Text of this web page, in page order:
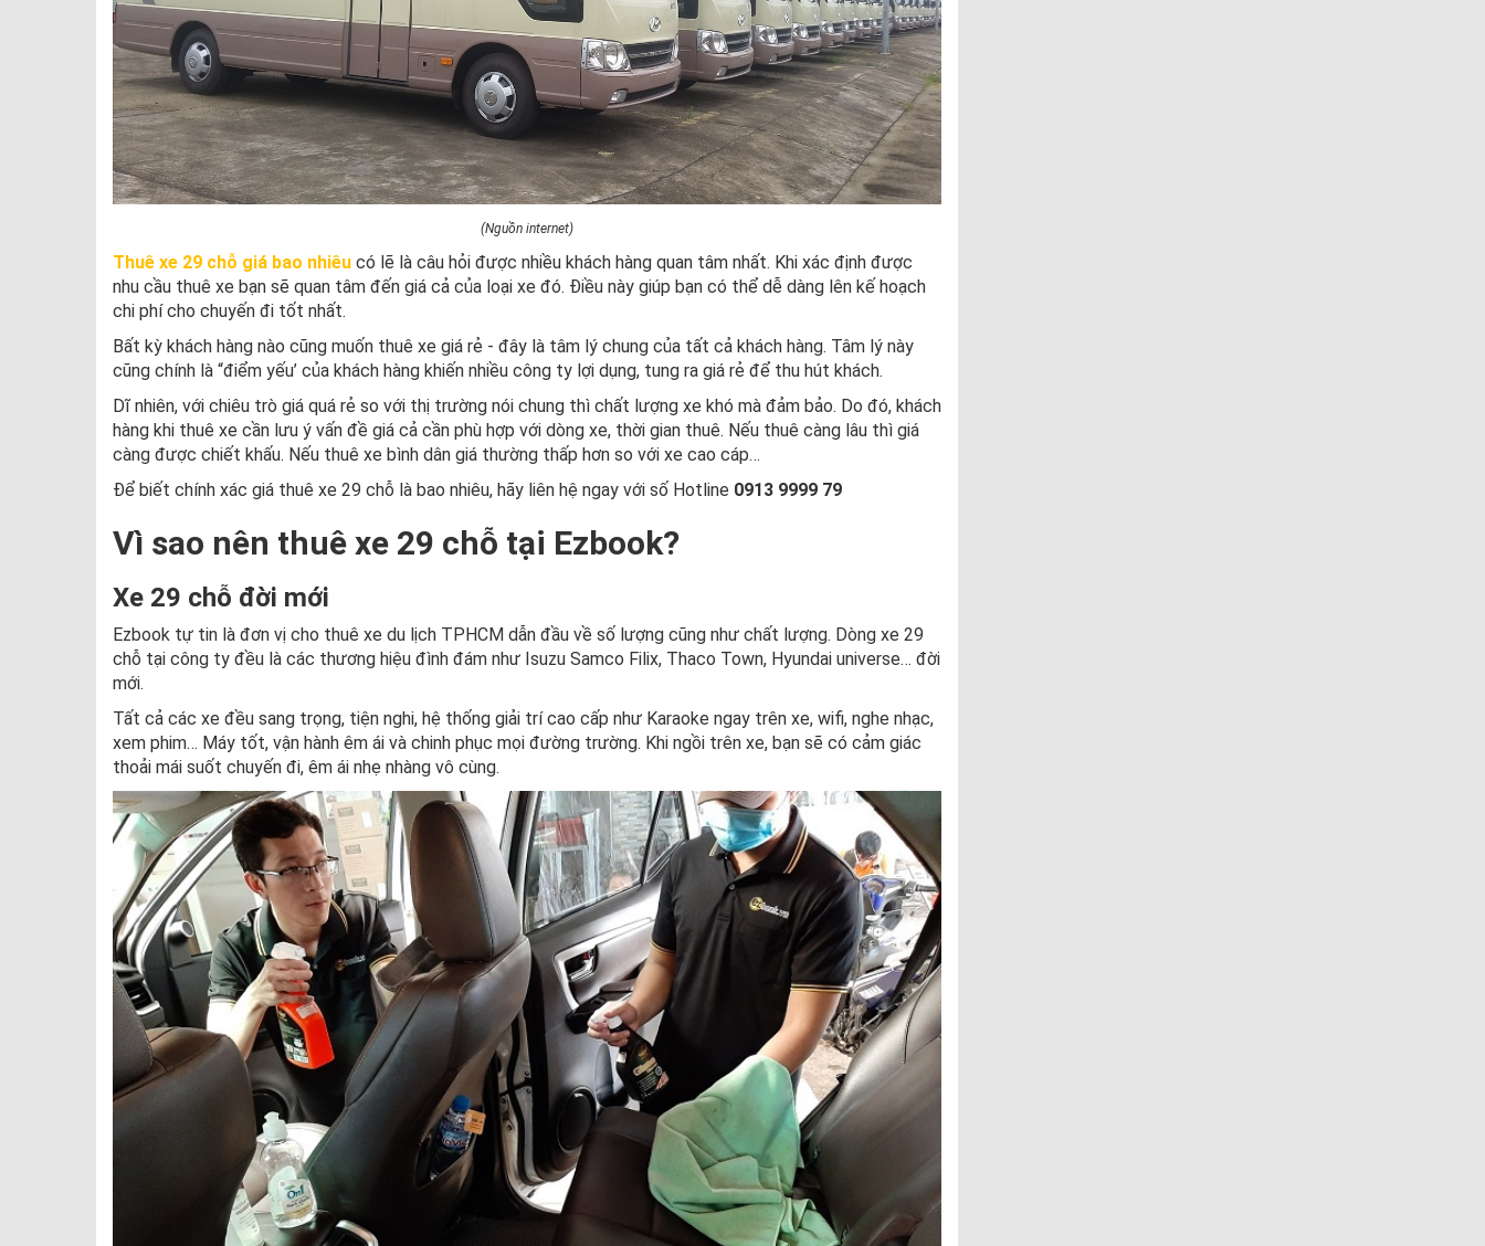
(Nguồn internet)
Thuê xe 29 chỗ giá bao nhiêu có lẽ là câu hỏi được nhiều khách hàng quan tâm nhất. Khi xác định được
nhu cầu thuê xe bạn sẽ quan tâm đến giá cả của loại xe đó. Điều này giúp bạn có thể dễ dàng lên kế hoạch
chi phí cho chuyến đi tốt nhất.
Bất kỳ khách hàng nào cũng muốn thuê xe giá rẻ - đây là tâm lý chung của tất cả khách hàng. Tâm lý này
cũng chính là “điểm yếu’ của khách hàng khiến nhiều công ty lợi dụng, tung ra giá rẻ để thu hút khách.
Dĩ nhiên, với chiêu trò giá quá rẻ so với thị trường nói chung thì chất lượng xe khó mà đảm bảo. Do đó, khách
hàng khi thuê xe cần lưu ý vấn đề giá cả cần phù hợp với dòng xe, thời gian thuê. Nếu thuê càng lâu thì giá
càng được chiết khấu. Nếu thuê xe bình dân giá thường thấp hơn so với xe cao cáp…
Để biết chính xác giá thuê xe 29 chỗ là bao nhiêu, hãy liên hệ ngay với số Hotline 0913 9999 79
Vì sao nên thuê xe 29 chỗ tại Ezbook?
Xe 29 chỗ đời mới
Ezbook tự tin là đơn vị cho thuê xe du lịch TPHCM dẫn đầu về số lượng cũng như chất lượng. Dòng xe 29
chỗ tại công ty đều là các thương hiệu đình đám như Isuzu Samco Filix, Thaco Town, Hyundai universe… đời
mới.
Tất cả các xe đều sang trọng, tiện nghi, hệ thống giải trí cao cấp như Karaoke ngay trên xe, wifi, nghe nhạc,
xem phim… Máy tốt, vận hành êm ái và chinh phục mọi đường trường. Khi ngồi trên xe, bạn sẽ có cảm giác
thoải mái suốt chuyến đi, êm ái nhẹ nhàng vô cùng.